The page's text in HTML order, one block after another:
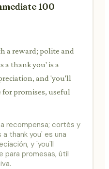
100
a reward; polite and
a thank you' is a
and 'you'll
promises, useful
recompensa; cortés y
thank you' es una
y 'you'll
para promesas, útil